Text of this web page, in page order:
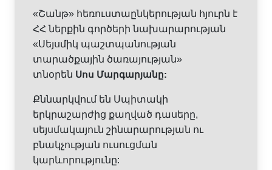
«Շանթ» հեռուստաընկերության հյուրն է
ՀՀ ներքին գործերի նախարարության
«Սեյսմիկ պաշտպանության
տարածքային ծառայության»
տնօրեն Սոս Մարգարյանը:
Քննարկվում են Սպիտակի
երկրաշարժից քաղված դասերը,
սեյսմակայուն շինարարության ու
բնակչության ուսուցման
կարևորությունը: